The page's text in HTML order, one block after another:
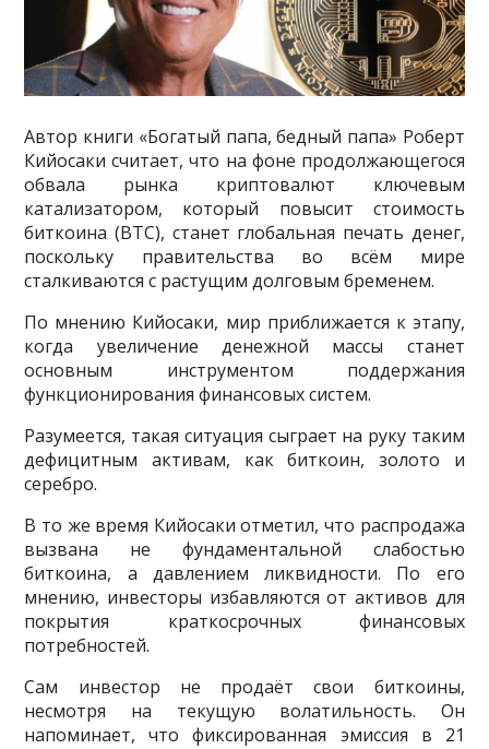
Автор книги «Богатый папа, бедный папа» Роберт
Кийосаки считает, что на фоне продолжающегося
обвала рынка криптовалют ключевым
катализатором, который повысит стоимость
биткоина (BTC), станет глобальная печать денег,
поскольку правительства во всём мире
сталкиваются с растущим долговым бременем.
По мнению Кийосаки, мир приближается к этапу,
когда увеличение денежной массы станет
основным инструментом поддержания
функционирования финансовых систем.
Разумеется, такая ситуация сыграет на руку таким
дефицитным активам, как биткоин, золото и
серебро.
В то же время Кийосаки отметил, что распродажа
вызвана не фундаментальной слабостью
биткоина, а давлением ликвидности. По его
мнению, инвесторы избавляются от активов для
покрытия краткосрочных финансовых
потребностей.
Сам инвестор не продаёт свои биткоины,
несмотря на текущую волатильность. Он
напоминает, что фиксированная эмиссия в 21